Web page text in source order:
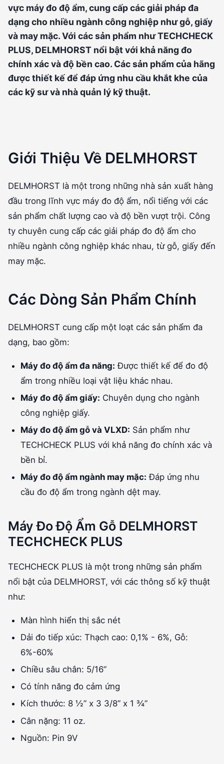
vực máy đo độ ẩm, cung cấp các giải pháp đa
dạng cho nhiều ngành công nghiệp như gỗ, giấy
và may mặc. Với các sản phẩm như TECHCHECK
PLUS, DELMHORST nổi bật với khả năng đo
chính xác và độ bền cao. Các sản phẩm của hãng
được thiết kế để đáp ứng nhu cầu khắt khe của
các kỹ sư và nhà quản lý kỹ thuật.
Giới Thiệu Về DELMHORST
DELMHORST là một trong những nhà sản xuất hàng
đầu trong lĩnh vực máy đo độ ẩm, nổi tiếng với các
sản phẩm chất lượng cao và độ bền vượt trội. Công
ty chuyên cung cấp các giải pháp đo độ ẩm cho
nhiều ngành công nghiệp khác nhau, từ gỗ, giấy đến
may mặc.
Các Dòng Sản Phẩm Chính
DELMHORST cung cấp một loạt các sản phẩm đa
dạng, bao gồm:
Máy đo độ ẩm đa năng: Được thiết kế để đo độ
ẩm trong nhiều loại vật liệu khác nhau.
Máy đo độ ẩm giấy: Chuyên dụng cho ngành
công nghiệp giấy.
Máy đo độ ẩm gỗ và VLXD: Sản phẩm như
TECHCHECK PLUS với khả năng đo chính xác và
bền bỉ.
Máy đo độ ẩm ngành may mặc: Đáp ứng nhu
cầu đo độ ẩm trong ngành dệt may.
Máy Đo Độ Ẩm Gỗ DELMHORST
TECHCHECK PLUS
TECHCHECK PLUS là một trong những sản phẩm
nổi bật của DELMHORST, với các thông số kỹ thuật
như:
Màn hình hiển thị sắc nét
Dải đo tiếp xúc: Thạch cao: 0,1% - 6%, Gỗ:
6%-60%
Chiều sâu chân: 5/16”
Có tính năng đo cảm ứng
Kích thước: 8 ½” x 3 3/8” x 1 ¾”
Cân nặng: 11 oz.
Nguồn: Pin 9V